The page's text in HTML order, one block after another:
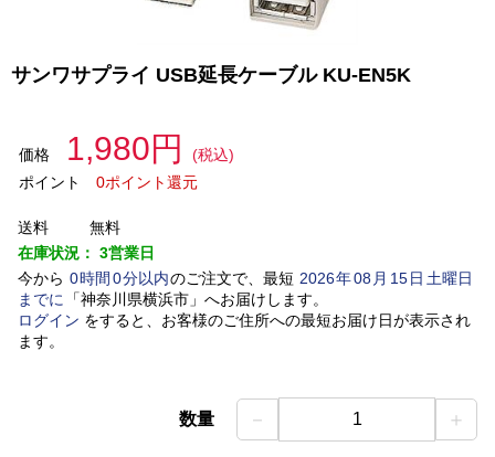
サンワサプライ USB延長ケーブル KU-EN5K
価格 1,980円
(税込)
ポイント
0ポイント還元
送料
無料
在庫状況： 3営業日
今から 0時間 0分以内のご注文で、最短 2026年08 月 15日土曜日
までに
「神奈川県横浜市」 へお届けします。
ログイン をすると、お客様のご住所への最短お届け日が表示され
ます。
数量 － 1 ＋